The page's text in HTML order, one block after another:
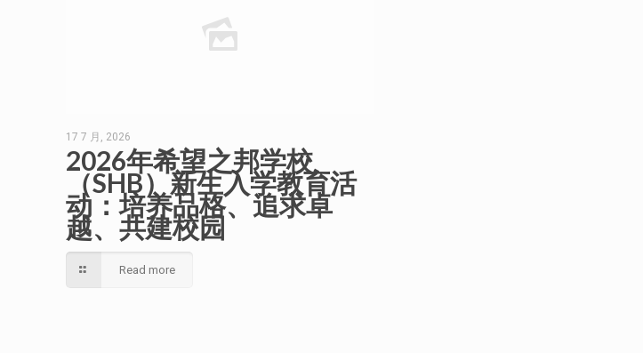
17 7 月, 2026
2026年希望之邦学校
（SHB）新生入学教育活
动：培养品格、追求卓
越、共建校园
Read more